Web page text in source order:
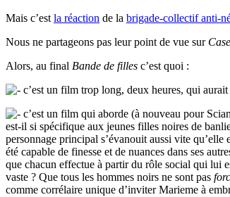
Mais c’est la réaction de la brigade-collectif anti-
Nous ne partageons pas leur point de vue sur
Alors, au final Bande de filles c’est quoi :
c’est un film trop long, deux heures, qui
c’est un film qui aborde (à nouveau pour
est-il si spécifique aux jeunes filles noires de
personnage principal s’évanouit aussi vite
été capable de finesse et de nuances dans ses
que chacun effectue à partir du rôle social qui lui
vaste ? Que tous les hommes noirs ne sont pas
comme corrélaire unique d’inviter Marieme à